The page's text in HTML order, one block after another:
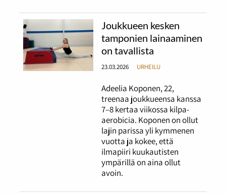
Joukkueen kesken
tamponien lainaaminen
on tavallista
23.03.2026 URHEILU
Adeelia Koponen, 22,
treenaa joukkueensa kanssa
7–8 kertaa viikossa kilpa-
aerobicia. Koponen on ollut
lajin parissa yli kymmenen
vuotta ja kokee, että
ilmapiiri kuukautisten
ympärillä on aina ollut
avoin.